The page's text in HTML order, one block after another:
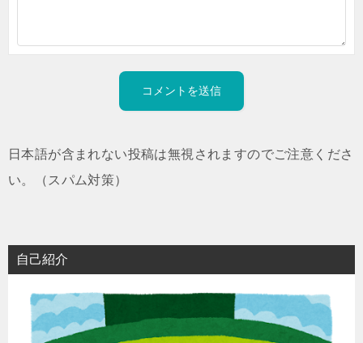
日本語が含まれない投稿は無視されますのでご注意くださ
い。（スパム対策）
自己紹介